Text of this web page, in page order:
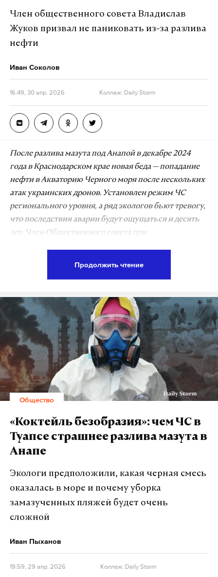
Член общественного совета Владислав
Жуков призвал не паниковать из-за разлива
нефти
Иван Соколов
16:49, 30 апр. 2026 Коллаж: Daily Storm
После разлива мазута под Анапой в декабре 2024
года в Краснодарском крае новая беда — попадание
нефти в Акваторию Черного моря после нескольких
атак украинских дронов. Установлен режим ЧС
регионального уровня, а ряд экологов бьют тревогу,
что последствия аварии будут ощущаться и десять
лет. Член Общественного совета при
власти успеют устранить к началу туристического
сезона.
— Владислав Владимирович, ряд экспертов
утверждают, что последствия от нефтяного
загрязнения в Туапсе будут гораздо
значительнее, чем недавно в Анапе, а в
ближайшее время часть нефтепродуктов
уже попадет в Сочи и на территорию
Геленджика. Стоит ли верить таким
прогнозам?
— Считаю, что это фейки. Удаленность Сочи и
Адлера от района локализации этой аварии очень
значительная. Количество попавших в акваторию
чтобы растечься на такую величину. Просто
законы физики есть. Черное море ведь не
Продолжить чтение
Общество
«Коктейль безобразия»: чем ЧС в
Туапсе страшнее разлива мазута в
Анапе
Экологи предположили, какая черная смесь
оказалась в море и почему уборка
замазученных пляжей будет очень
сложной
Иван Пыханов
19:59, 29 апр. 2026 Коллаж: Daily Storm